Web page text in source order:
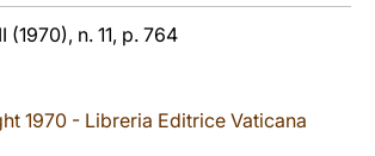
(1970), n. 11, p. 764
1970 - Libreria Editrice Vaticana